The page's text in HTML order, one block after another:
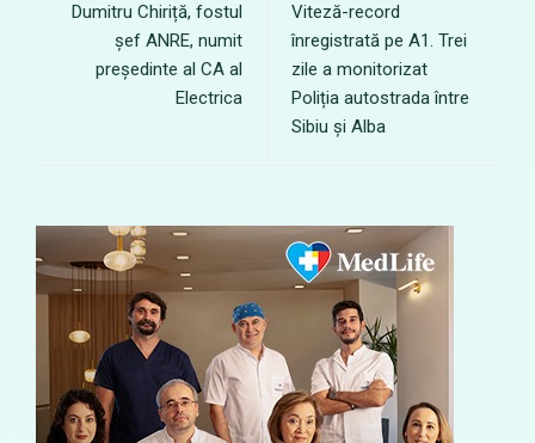
Dumitru Chiriță, fostul
șef ANRE, numit
președinte al CA al
Electrica
Viteză-record
înregistrată pe A1. Trei
zile a monitorizat
Poliția autostrada între
Sibiu și Alba